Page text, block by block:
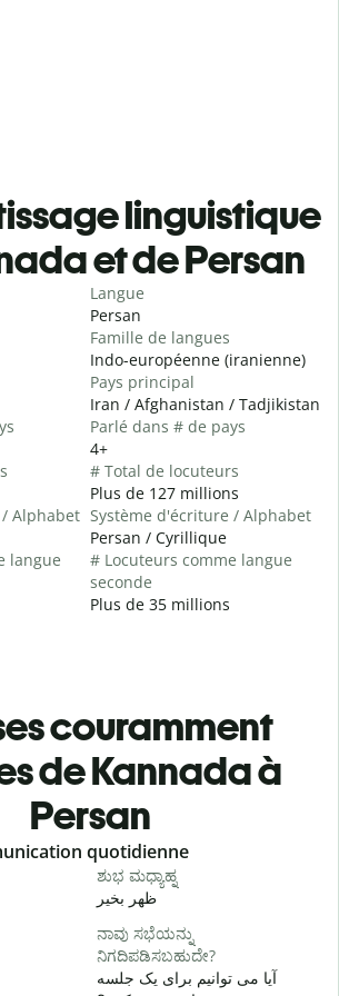
linguistique
et de Persan
Alphabet
langue
Langue
Persan
Famille de langues
Indo-européenne (iranienne)
Pays principal
Iran / Afghanistan / Tadjikistan
Parlé dans # de pays
4+
# Total de locuteurs
Plus de 127 millions
Système d'écriture / Alphabet
Persan / Cyrillique
# Locuteurs comme langue
seconde
Plus de 35 millions
couramment
de Kannada à
Persan
quotidienne
ಶುಭ ಮಧ್ಯಾಹ್ನ
ظهر بخیر
ನಾವು ಸಭೆಯನ್ನು
ನಿಗದಿಪಡಿಸಬಹುದೇ?
آیا می توانیم برای یک جلسه